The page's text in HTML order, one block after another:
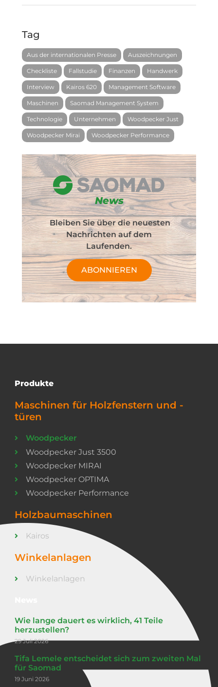
Tag
Aus der internationalen Presse Auszeichnungen
Checkliste Fallstudie Finanzen Handwerk
Interview Kairos 620 Management Software
Maschinen Saomad Management System
Technologie Unternehmen Woodpecker Just
Woodpecker Mirai Woodpecker Performance
News
Bleiben Sie über die neuesten
Nachrichten auf dem
Laufenden.
ABONNIEREN
Produkte
Maschinen für Holzfenstern und -
türen
Woodpecker
Woodpecker Just 3500
Woodpecker MIRAI
Woodpecker OPTIMA
Woodpecker Performance
Holzbaumaschinen
Kairos
Winkelanlagen
Winkelanlagen
Wie lange dauert es wirklich, 41 Teile
herzustellen?
29 Juli 2026
Tifa Lemele entscheidet sich zum zweiten Mal
für Saomad
19 Juni 2026